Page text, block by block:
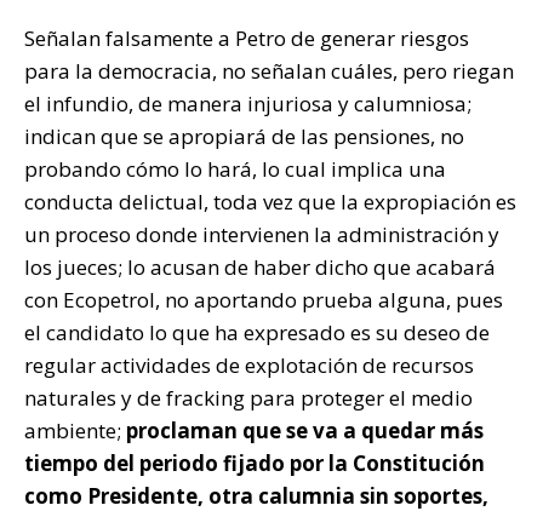
Señalan falsamente a Petro de generar riesgos
para la democracia, no señalan cuáles, pero riegan
el infundio, de manera injuriosa y calumniosa;
indican que se apropiará de las pensiones, no
probando cómo lo hará, lo cual implica una
conducta delictual, toda vez que la expropiación es
un proceso donde intervienen la administración y
los jueces; lo acusan de haber dicho que acabará
con Ecopetrol, no aportando prueba alguna, pues
el candidato lo que ha expresado es su deseo de
regular actividades de explotación de recursos
naturales y de fracking para proteger el medio
ambiente; proclaman que se va a quedar más
tiempo del periodo fijado por la Constitución
como Presidente, otra calumnia sin soportes,